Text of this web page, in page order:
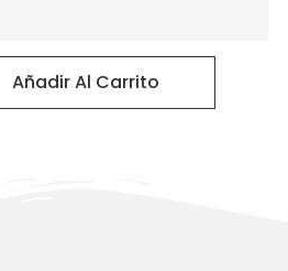
Añadir Al Carrito